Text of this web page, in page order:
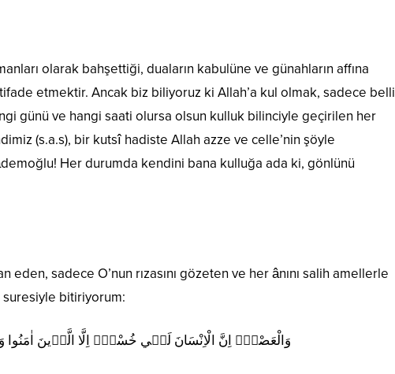
olarak bahşettiği, duaların kabulüne ve günahların affına
etmektir. Ancak biz biliyoruz ki Allah’a kul olmak, sadece belli
günü ve hangi saati olursa olsun kulluk bilinciyle geçirilen her
(s.a.s), bir kutsî hadiste Allah azze ve celle’nin şöyle
Her durumda kendini bana kulluğa ada ki, gönlünü
eden, sadece O’nun rızasını gözeten ve her ânını salih amellerle
bitiriyorum:
وَالْعَصْرِۙ اِنَّ الْاِنْسَانَ لَف۪ي خُسْرٍۙ اِلَّا الَّذ۪ينَ اٰمَنُوا